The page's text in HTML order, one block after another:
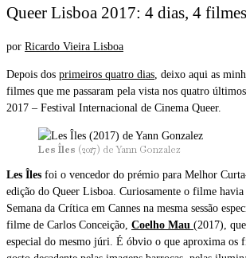
Queer Lisboa 2017: 4 dias, 4
por Ricardo Vieira Lisboa
Depois dos primeiros quatro dias , deixo aqui as
filmes que me passaram pela vista nos quatro
2017 – Festival Internacional de Cinema Queer.
Les Îles (2017) de Yann Gonzalez
Les Îles foi o vencedor do prémio para Melhor
edição do Queer Lisboa. Curiosamente o filme havia
Semana da Crítica em Cannes na mesma sessão
filme de Carlos Conceição, Coelho Mau (2017),
especial do mesmo júri. É óbvio o que aproxima os